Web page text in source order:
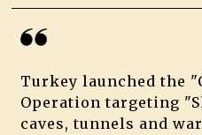
Turkey launched the
Operation targeting
caves, tunnels and